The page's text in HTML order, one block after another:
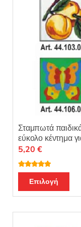
του
Σταμπωτά
εύκολο κέντημα
Βαθμολογή
θηκε με5.00
από 5
5,20 €
Επιλογή
το